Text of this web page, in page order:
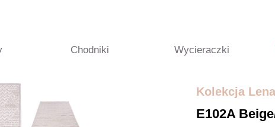
Chodniki Wycieraczki
Kolekcja Lena
E102A